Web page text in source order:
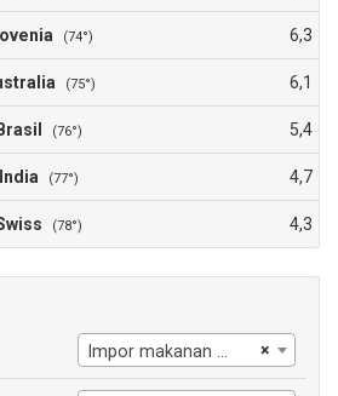
(74°) 6,3
(75°) 6,1
Brasil (76°) 5,4
India (77°) 4,7
(78°) 4,3
×
Impor makanan (% dari impor barang)